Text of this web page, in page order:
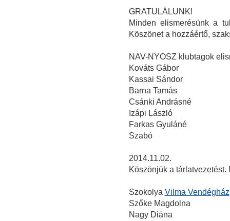
GRATULÁLUNK!
Minden elismerésünk a
Köszönet a hozzáértő,
NAV-NYOSZ klubtagok
Kováts Gábor
Kassai Sándor
Barna Tamás
Csánki Andrásné
Izápi László
Farkas Gyuláné
Szabó
2014.11.02.
Köszönjük a
Szokolya Vilma Vendégház
Szőke Magdolna
Nagy Diána